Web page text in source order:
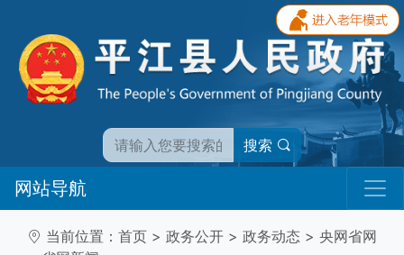
搜索
网站导航
当前位置： 首页 > 政务公开 > 政务动态 > 央网省网